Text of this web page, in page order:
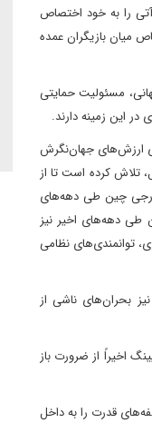
را به خود اختصاص
میان بازیگران عمده
مسئولیت حمایتی
این زمینه دارند.
ارزش‌های جهان‌نگرش
تلاش کرده است تا از
چین طی دهه‌های
طی دهه‌های اخیر نیز
توانمندی‌های نظامی
بحران‌های ناشی از
اخیراً از ضرورت باز
قدرت را به داخل